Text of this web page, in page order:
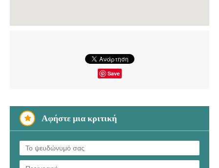
Save
Αφήστε μια κριτική